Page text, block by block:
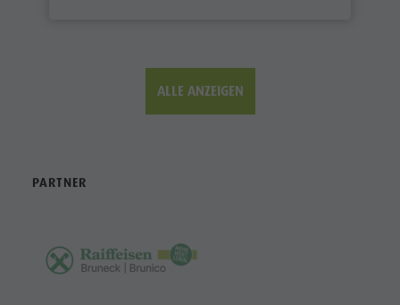
ALLE ANZEIGEN
PARTNER